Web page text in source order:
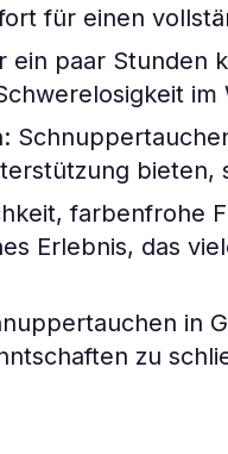
für einen
ein paar Stunden
im
bieten,
farbenfrohe
Erlebnis, das
in
zu